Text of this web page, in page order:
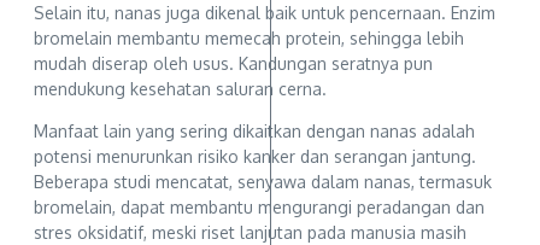
Selain itu, nanas juga dikenal baik untuk pencernaan. Enzim
bromelain membantu memecah protein, sehingga lebih
mudah diserap oleh usus. Kandungan seratnya pun
mendukung kesehatan saluran cerna.
Manfaat lain yang sering dikaitkan dengan nanas adalah
potensi menurunkan risiko kanker dan serangan jantung.
Beberapa studi mencatat, senyawa dalam nanas, termasuk
bromelain, dapat membantu mengurangi peradangan dan
stres oksidatif, meski riset lanjutan pada manusia masih